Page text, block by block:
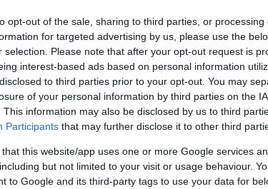
opt-out of the sale, sharing to third parties, or
for targeted advertising by us, please use the
selection. Please note that after your opt-out request is
interest-based ads based on personal information
to third parties prior to your opt-out. You may
of your personal information by third parties on the
This information may also be disclosed by us to third
Participants that may further disclose it to other third
that this website/app uses one or more Google services
but not limited to your visit or usage behaviour.
to Google and its third-party tags to use your data for
06·04·2026 21:30
Γερμανία: Με GPS «ελεύθερος» ο